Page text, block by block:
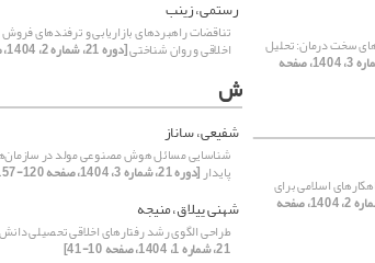
سخت درمان: تحلیل
[دوره 21، شماره 3، 1404، صفحه
رستمی، زینب
تناقضات راهبردهای بازاریابی و ترفندهای
اخلاقی و روان شناختی[دوره 21، شماره 2، 1404، صفحه 116-145]
ش
شفیعی، ساناز
شناسایی مسائل هوش مصنوعی مولد در سازمان‌ها
پایدار[دوره 21، شماره 3، 1404، صفحه 120-157]
شهنی ییلاق، منیجه
طراحی الگوی رشد رفتارهای اخلاقی تحصیلی
21، شماره 1، 1404، صفحه 10-41]
اسلامی برای
[دوره 21، شماره 2، 1404، صفحه